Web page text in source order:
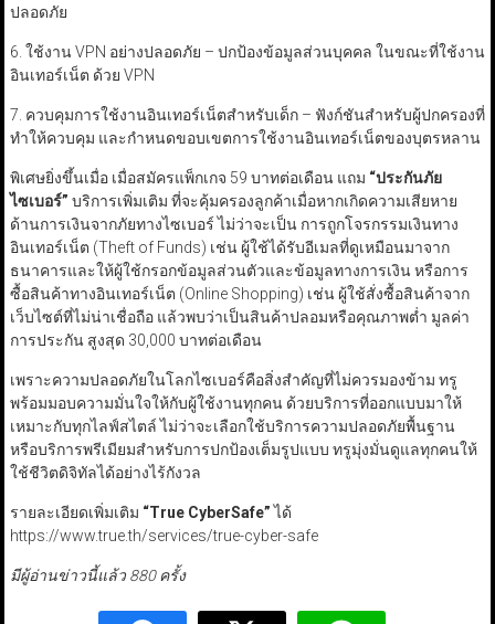
ปลอดภัย
6. ใช้งาน VPN อย่างปลอดภัย – ปกป้องข้อมูลส่วนบุคคล ในขณะที่ใช้งาน
อินเทอร์เน็ต ด้วย VPN
7. ควบคุมการใช้งานอินเทอร์เน็ตสำหรับเด็ก – ฟังก์ชันสำหรับผู้ปกครองที่
ทำให้ควบคุม และกำหนดขอบเขตการใช้งานอินเทอร์เน็ตของบุตรหลาน
พิเศษยิ่งขึ้นเมื่อ เมื่อสมัครแพ็กเกจ 59 บาทต่อเดือน แถม “ประกันภัย
ไซเบอร์” บริการเพิ่มเติม ที่จะคุ้มครองลูกค้าเมื่อหากเกิดความเสียหาย
ด้านการเงินจากภัยทางไซเบอร์ ไม่ว่าจะเป็น การถูกโจรกรรมเงินทาง
อินเทอร์เน็ต (Theft of Funds) เช่น ผู้ใช้ได้รับอีเมลที่ดูเหมือนมาจาก
ธนาคารและให้ผู้ใช้กรอกข้อมูลส่วนตัวและข้อมูลทางการเงิน หรือการ
ซื้อสินค้าทางอินเทอร์เน็ต (Online Shopping) เช่น ผู้ใช้สั่งซื้อสินค้าจาก
เว็บไซต์ที่ไม่น่าเชื่อถือ แล้วพบว่าเป็นสินค้าปลอมหรือคุณภาพต่ำ มูลค่า
การประกัน สูงสุด 30,000 บาทต่อเดือน
เพราะความปลอดภัยในโลกไซเบอร์คือสิ่งสำคัญที่ไม่ควรมองข้าม ทรู
พร้อมมอบความมั่นใจให้กับผู้ใช้งานทุกคน ด้วยบริการที่ออกแบบมาให้
เหมาะกับทุกไลฟ์สไตล์ ไม่ว่าจะเลือกใช้บริการความปลอดภัยพื้นฐาน
หรือบริการพรีเมียมสำหรับการปกป้องเต็มรูปแบบ ทรูมุ่งมั่นดูแลทุกคนให้
ใช้ชีวิตดิจิทัลได้อย่างไร้กังวล
รายละเอียดเพิ่มเติม “True CyberSafe”ได้
https://www.true.th/services/true-cyber-safe
มีผู้อ่านข่าวนี้แล้ว 880 ครั้ง